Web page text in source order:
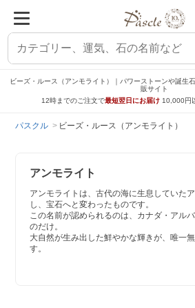
ビーズ・ルース（アンモライト）｜パワーストーンや誕生
販サイト
12時までのご注文で最短翌日にお届け 10,000円
パスクル ビーズ・ルース（アンモライト）
アンモライト
アンモライトは、古代の海に生息していた
し、宝石へと変わったものです。
この名前が認められるのは、カナダ・アル
のだけ。
大自然が生み出した鮮やかな輝きが、唯一
す。